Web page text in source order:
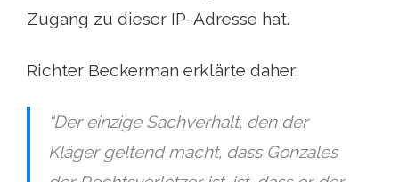
Zugang zu dieser IP-Adresse hat.
Richter Beckerman erklärte daher:
“Der einzige Sachverhalt, den der
Kläger geltend macht, dass Gonzales